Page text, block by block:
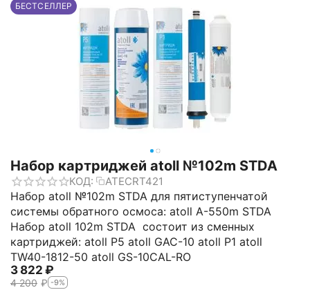
БЕСТСЕЛЛЕР
Набор картриджей atoll №102m STDA
КОД: ATECRT421
Набор atoll №102m STDA для пятиступенчатой
системы обратного осмоса: atoll A-550m STDA
Набор atoll 102m STDA состоит из сменных
картриджей: atoll P5 atoll GAC-10 atoll P1 atoll
TW40-1812-50 atoll GS-10CAL-RO
3 822 ₽
4 200 ₽ -9%